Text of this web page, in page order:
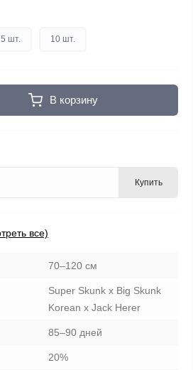
5 шт. 10 шт.
В корзину
Купить
все)
70–120 см
Super Skunk x Big Skunk
Korean x Jack Herer
85–90 дней
20%